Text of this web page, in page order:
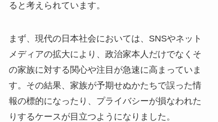
ると考えられています。
まず、現代の日本社会においては、SNSやネット
メディアの拡大により、政治家本人だけでなくそ
の家族に対する関心や注目が急速に高まっていま
す。その結果、家族が予期せぬかたちで誤った情
報の標的になったり、プライバシーが損なわれた
りするケースが目立つようになりました。